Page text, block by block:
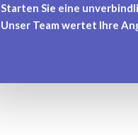
Starten Sie eine
Unser Team wertet Ihre